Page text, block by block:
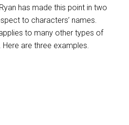
has made this point in two
to characters’ names.
to many other types of
are three examples.